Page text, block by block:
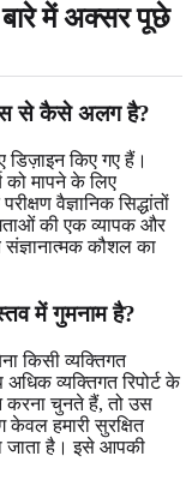
बारे में अक्सर पूछे
से कैसे अलग है?
किए गए हैं।
को मापने के लिए
वैज्ञानिक सिद्धांतों
की एक व्यापक और
कौशल का
में गुमनाम है?
किसी व्यक्तिगत
व्यक्तिगत रिपोर्ट के
करना चुनते हैं, तो उस
हमारी सुरक्षित
जाता है। इसे आपकी